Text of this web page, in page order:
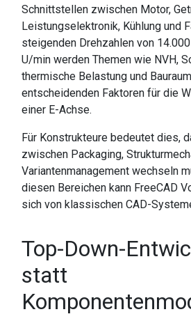
Schnittstellen zwischen Motor,
Leistungselektronik, Kühlung und
steigenden Drehzahlen von
U/min werden Themen wie NVH,
thermische Belastung und
entscheidenden Faktoren für die
einer E-Achse.
Für Konstrukteure bedeutet dies,
zwischen Packaging,
Variantenmanagement wechseln
diesen Bereichen kann FreeCAD
sich von klassischen CAD-
Top-Down-
statt